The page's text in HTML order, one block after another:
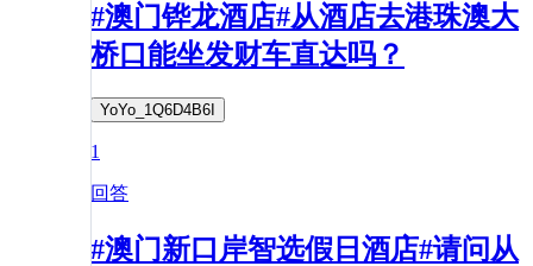
#澳门铧龙酒店#从酒店去港珠澳大
桥口能坐发财车直达吗？
YoYo_1Q6D4B6I
1
回答
#澳门新口岸智选假日酒店#请问从